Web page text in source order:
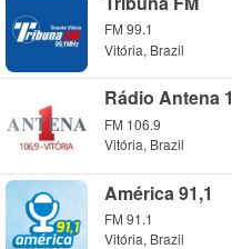
FM 99.1
Vitória, Brazil
Rádio Antena 1
FM 106.9
Vitória, Brazil
América 91,1
FM 91.1
Vitória, Brazil